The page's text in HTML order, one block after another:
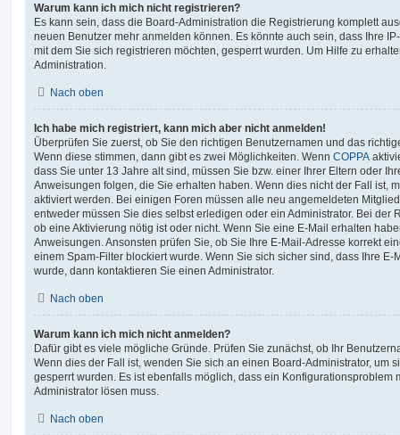
Warum kann ich mich nicht registrieren?
Es kann sein, dass die Board-Administration die Registrierung komplett
neuen Benutzer mehr anmelden können. Es könnte auch sein, dass Ihre
mit dem Sie sich registrieren möchten, gesperrt wurden. Um Hilfe zu
Administration.
Nach oben
Ich habe mich registriert, kann mich aber nicht anmelden!
Überprüfen Sie zuerst, ob Sie den richtigen Benutzernamen und das
Wenn diese stimmen, dann gibt es zwei Möglichkeiten. Wenn COPPA
dass Sie unter 13 Jahre alt sind, müssen Sie bzw. einer Ihrer Eltern oder
Anweisungen folgen, die Sie erhalten haben. Wenn dies nicht der Fall ist,
aktiviert werden. Bei einigen Foren müssen alle neu angemeldeten
entweder müssen Sie dies selbst erledigen oder ein Administrator. Bei der
ob eine Aktivierung nötig ist oder nicht. Wenn Sie eine E-Mail erhalten
Anweisungen. Ansonsten prüfen Sie, ob Sie Ihre E-Mail-Adresse korrekt
einem Spam-Filter blockiert wurde. Wenn Sie sich sicher sind, dass Ihre
wurde, dann kontaktieren Sie einen Administrator.
Nach oben
Warum kann ich mich nicht anmelden?
Dafür gibt es viele mögliche Gründe. Prüfen Sie zunächst, ob Ihr
Wenn dies der Fall ist, wenden Sie sich an einen Board-Administrator, um
gesperrt wurden. Es ist ebenfalls möglich, dass ein Konfigurationsproblem
Administrator lösen muss.
Nach oben